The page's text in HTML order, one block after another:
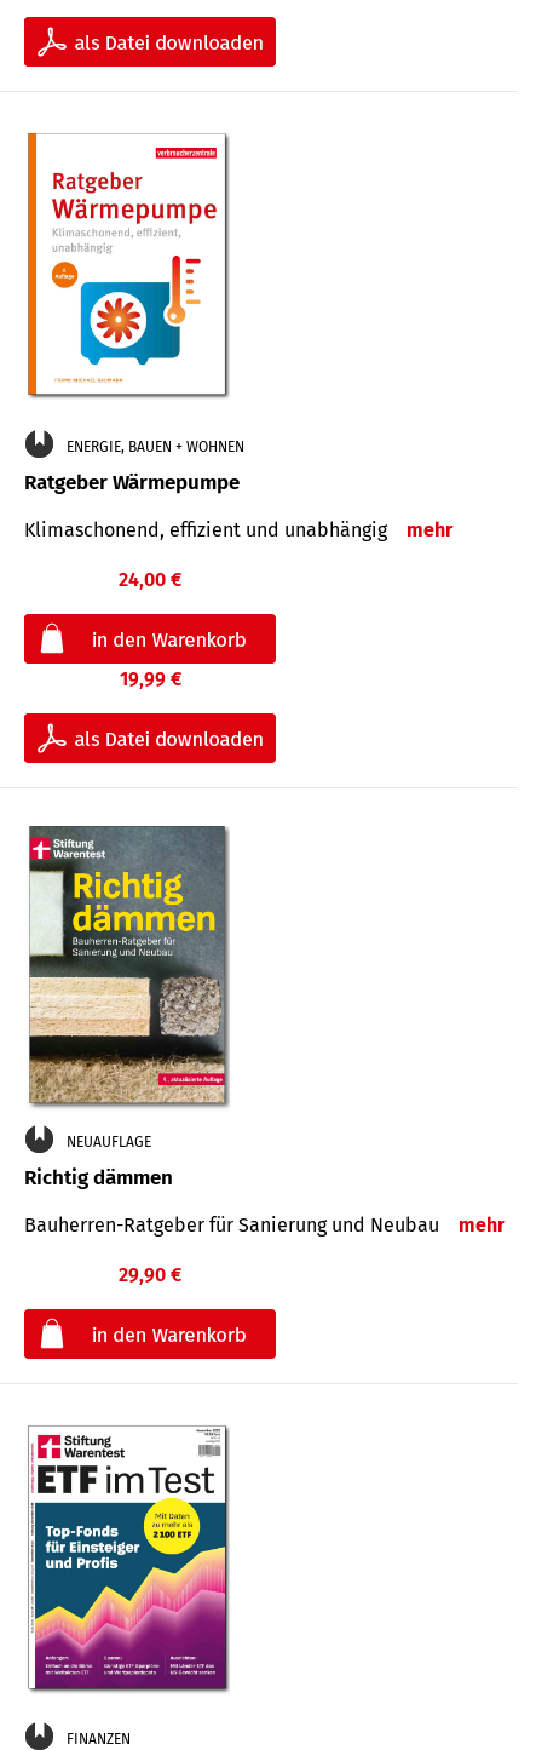
ENERGIE, BAUEN + WOHNEN
Ratgeber Wärmepumpe
Klimaschonend, effizient und unabhängig mehr
24,00 €
19,99 €
NEUAUFLAGE
Richtig dämmen
Bauherren-Ratgeber für Sanierung und Neubau mehr
29,90 €
FINANZEN